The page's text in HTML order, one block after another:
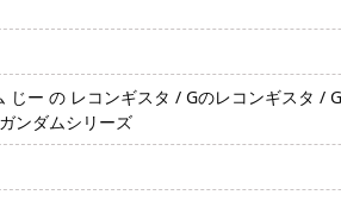
ー の レコンギスタ / Gのレコンギスタ /
ンダムシリーズ